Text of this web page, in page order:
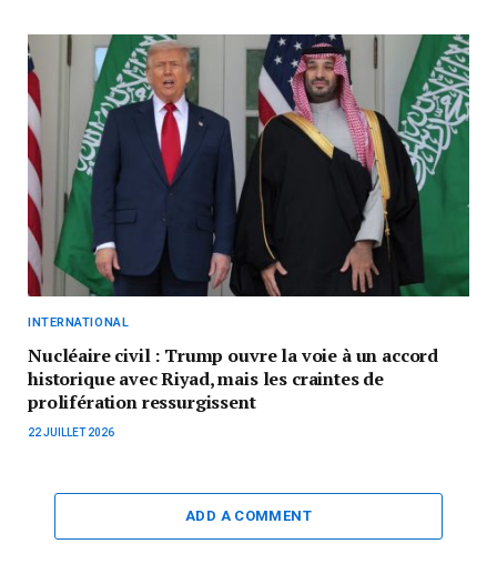
INTERNATIONAL
Nucléaire civil : Trump ouvre la voie à un accord
historique avec Riyad, mais les craintes de
prolifération ressurgissent
22 JUILLET 2026
ADD A COMMENT